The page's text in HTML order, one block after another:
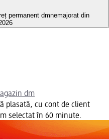
permanent dmnemajorat din
dm
plasată, cu cont de client
selectat în 60 minute.